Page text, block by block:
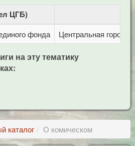
ЦГБ)
фонда Центральная
на эту тематику
каталог О комическом